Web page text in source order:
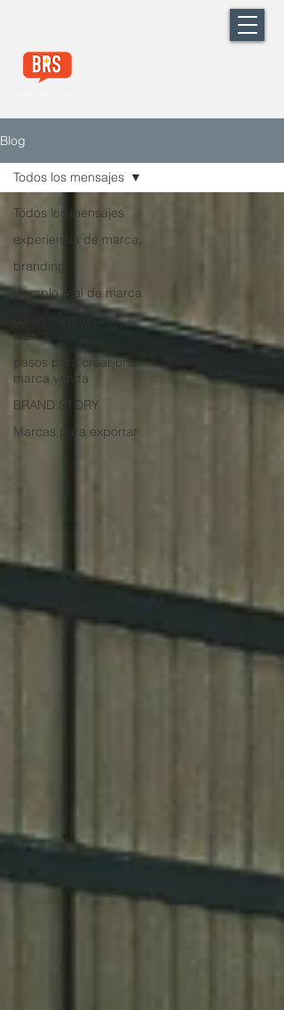
Blog
Todos los mensajes
experiencia de marca,
branding
ejemplo real de marca
como crear una
marca
pasos para crear una
marca venda
BRAND STORY
Marcas para exportar
Todos los mensajes